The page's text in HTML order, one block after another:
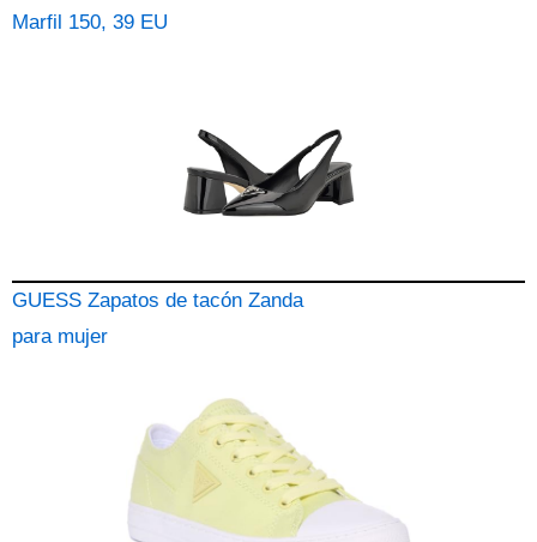
Marfil 150, 39 EU
GUESS Zapatos de tacón Zanda
para mujer